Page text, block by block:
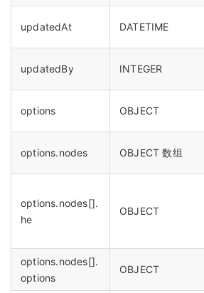
updatedAt DATETIME
updatedBy INTEGER
options OBJECT
options.nodes OBJECT 数组
options.nodes[].
he
OBJECT
options.nodes[].
options
OBJECT